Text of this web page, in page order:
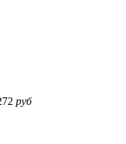
руб